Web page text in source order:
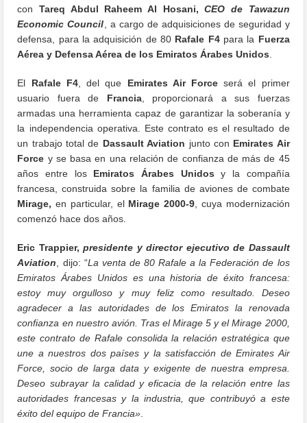
conTareq Abdul Raheem Al Hosani,CEO de Tawazun
Economic Council , a cargo de adquisiciones de seguridad y
defensa, para la adquisición de 80 Rafale F4 para la Fuerza
Aérea y Defensa Aérea de los Emiratos Árabes Unidos
El Rafale F4, del que Emirates Air Forceserá el primer
usuario fuera de Francia, proporcionará a sus fuerzas
armadas una herramienta capaz de garantizar la soberanía y
la independencia operativa. Este contrato es el resultado de
un trabajo total de Dassault Aviation junto con Emirates Air
Force y se basa en una relación de confianza de más de 45
años entre los Emiratos Árabes Unidos y la compañía
francesa, construida sobre la familia de aviones de combate
Mirage, en particular, el Mirage 2000-9 , cuya modernización
comenzó hace dos años.
Eric Trappier, presidente y director ejecutivo de Dassault
Aviation , dijo: “La venta de 80 Rafale a la Federación de los
Emiratos Árabes Unidos es una historia de éxito francesa:
estoy muy orgulloso y muy feliz como resultado. Deseo
agradecer a las autoridades de los Emiratos la renovada
confianza en nuestro avión. Tras el Mirage 5 y el Mirage 2000,
este contrato de Rafale consolida la relación estratégica que
une a nuestros dos países y la satisfacción de Emirates Air
Force, socio de larga data y exigente de nuestra empresa.
Deseo subrayar la calidad y eficacia de la relación entre las
autoridades francesas y la industria, que contribuyó a este
éxito del equipo de Francia»